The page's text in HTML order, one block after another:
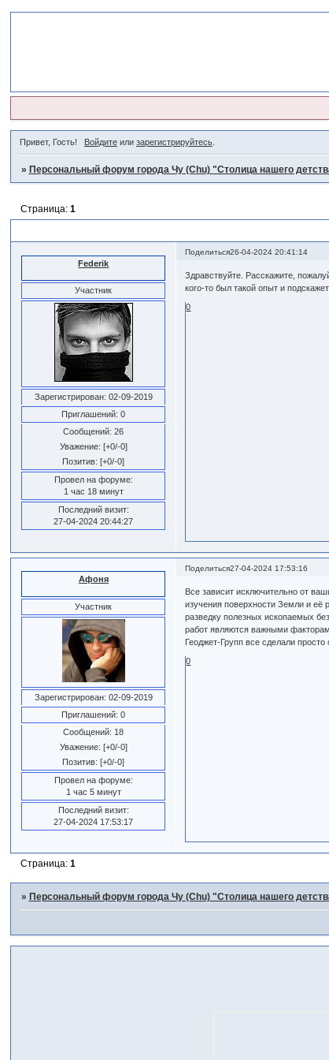
Привет, Гость! Войдитеили зарегистрируйтесь.
» Персональный форум города Чу (Chu) "Столица нашего
Страница: 1
Поделиться26-04-2024 20:41:14
Federik
Участник
Зарегистрирован: 02-09-2019
Приглашений: 0
Сообщений: 26
Уважение: [+0/-0]
Позитив: [+0/-0]
Провел на форуме:
1 час 18 минут
Последний визит:
27-04-2024 20:44:27
Здравствуйте. Расскажите,
кого-то был такой опыт и
0
Поделиться27-04-2024 17:53:16
Афоня
Участник
Зарегистрирован: 02-09-2019
Приглашений: 0
Сообщений: 18
Уважение: [+0/-0]
Позитив: [+0/-0]
Провел на форуме:
1 час 5 минут
Последний визит:
27-04-2024 17:53:17
Все зависит исключительно от
изучения поверхности Земли и её
разведку полезных ископаемых
работ являются важными
Геоджет-Групп все сделали просто
0
Страница: 1
» Персональный форум города Чу (Chu) "Столица нашего